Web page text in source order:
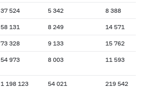
37 524 5 342 8 388
58 131 8 249 14 571
73 328 9 133 15 762
54 973 8 003 11 593
1 198 123 54 021 219 542